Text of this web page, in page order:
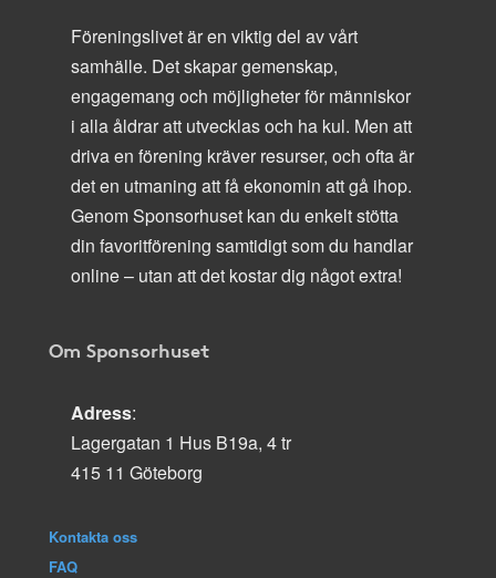
Föreningslivet är en viktig del av vårt
samhälle. Det skapar gemenskap,
engagemang och möjligheter för människor
i alla åldrar att utvecklas och ha kul. Men att
driva en förening kräver resurser, och ofta är
det en utmaning att få ekonomin att gå ihop.
Genom Sponsorhuset kan du enkelt stötta
din favoritförening samtidigt som du handlar
online – utan att det kostar dig något extra!
Om Sponsorhuset
Adress:
Lagergatan 1 Hus B19a, 4 tr
415 11 Göteborg
Kontakta oss
FAQ